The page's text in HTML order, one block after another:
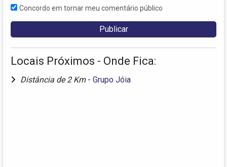
Concordo em tornar meu comentário público
Locais Próximos - Onde Fica:
Distância de 2 Km - Grupo Jóia